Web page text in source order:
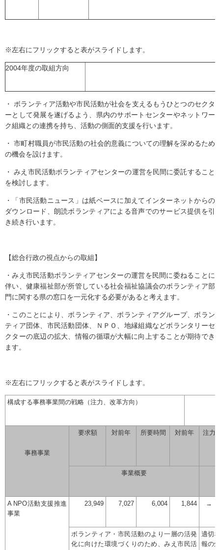
※左右にフリックすると表がスライドします。
2004年度の取組方向
・ ボランティア活動や市民活動が社会を支えるもうひとつのセクタ
ーとして発展を遂げるよう、県内のサポートセンターやネットワー
ク組織との連携を持ち、活動の側面的支援を行います。
・ 市町村職員が市民活動の社会的意義についての理解を深めるため
の機会を設けます。
・ みえ市民活動ボランティアセンターの運営を民間に委託すること
を検討します。
・「市民活動ニュース」は紙ベースに加えてインターネットからの
ダウンロード、朗読ボランティアによる音声でのサービス提供を引
き続き行います。
【総合行政の視点からの取組】
・みえ市民活動ボランティアセンターの運営を民間に委ねることに
伴い、健康福祉部が所管している社会福祉協議会のボランティア部
門に関する県の窓口を一元化する必要があると考えます。
・このことにより、ボランティア、ボランティアグループ、ボラン
ティア団体、市民活動団体、ＮＰＯ、地縁組織などボランタリーセ
クターの底辺の拡大、情報の循環が大幅に向上することが期待でき
ます。
※左右にフリックすると表がスライドします。
構成する事務事業間の戦略（注力、改革方向）
事務事業
要求額 対前年 所要時間 対前年 注力
事業概要
A NPO活動支援推進
事業
23,949 7,027 6,004 1,844 →
ボランティア・市民活動のより一層の活発
化に向けた環境づくりのため、みえ市民活
適切
報の